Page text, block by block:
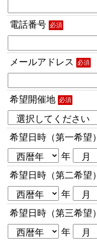
電話番号 必須
メールアドレス 必須
希望開催地 必須
希望日時（第一希望）
年
希望日時（第二希望）
年
希望日時（第三希望）
年